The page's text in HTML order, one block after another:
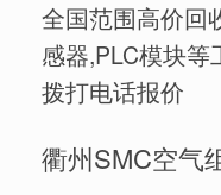
全国范围高价回
感器,PLC模块等
拨打电话报价
衢州SMC空气